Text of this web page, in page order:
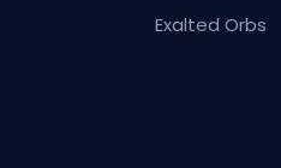
Exalted Orbs